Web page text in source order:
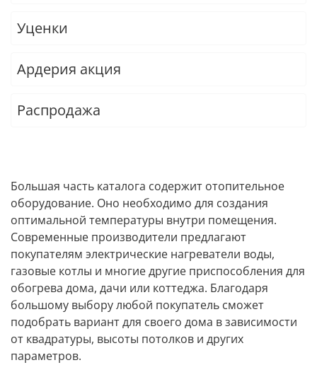
Уценки
Ардерия акция
Распродажа
Большая часть каталога содержит отопительное
оборудование. Оно необходимо для создания
оптимальной температуры внутри помещения.
Современные производители предлагают
покупателям электрические нагреватели воды,
газовые котлы и многие другие приспособления для
обогрева дома, дачи или коттеджа. Благодаря
большому выбору любой покупатель сможет
подобрать вариант для своего дома в зависимости
от квадратуры, высоты потолков и других
параметров.